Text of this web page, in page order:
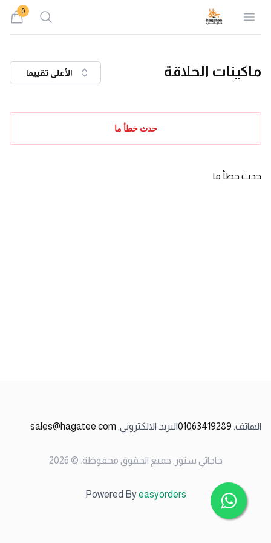
Open menu
Search
0
bag
ماكينات الحلاقة الأعلى تقييما
حدث خطأ ما
حدث خطأ ما
الهاتف:
01063419289البريد الالكتروني:
sales@hagatee.com
حاجاتي ستور جميع الحقوق محفوظة . ©
2026
Powered By easyorders